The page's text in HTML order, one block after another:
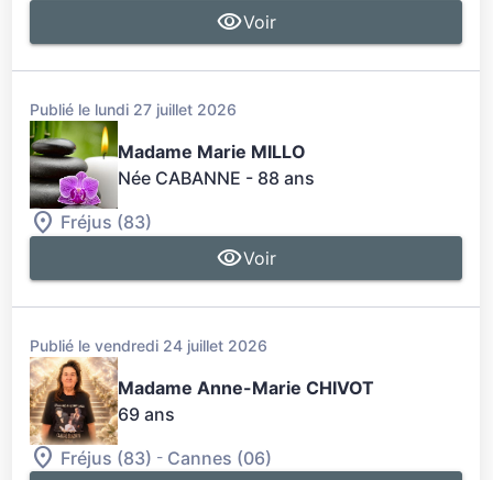
Voir
Publié le lundi 27 juillet 2026
Madame Marie MILLO
Née CABANNE - 88 ans
Fréjus (83)
Voir
Publié le vendredi 24 juillet 2026
Madame Anne-Marie CHIVOT
69 ans
Fréjus (83) - Cannes (06)